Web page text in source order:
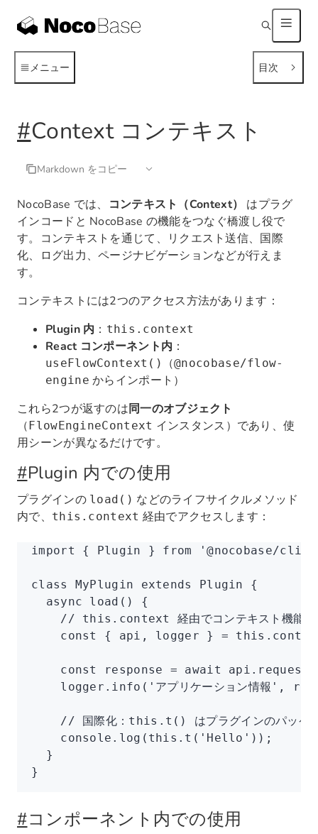
メニュー 目次
#Context コンテキスト
Markdown をコピー
NocoBase では、 コンテキスト（Context）
はプラグ
インコードと NocoBase の機能をつなぐ橋渡し役で
す。コンテキストを通じて、リクエスト送信、国際
化、ログ出力、ページナビゲーションなどが行えま
す。
コンテキストには2つのアクセス方法があります：
Plugin 内 ： this.context
React コンポーネント内 ：
useFlowContext() （@nocobase/flow-
engine からインポート）
これら2つが返すのは同一のオブジェクト
（FlowEngineContext インスタンス）であり、使
用シーンが異なるだけです。
#Plugin 内での使用
プラグインの load() などのライフサイクルメソッド
内で、
this.context 経由でアクセスします：
import { Plugin } from '@nocobase/
class MyPlugin extends Plugin {
  async
load () {
// this.context 経由でコンテキスト機能に
    const
{ api , logger } = this
    const
response = await api .request
    logger
.info ( 'アプリケーション情報' ,
// 国際化：this.t() はプラグインのパッケ
    console
.log ( this .t ( 'Hello' ));
  }
}
#コンポーネント内での使用